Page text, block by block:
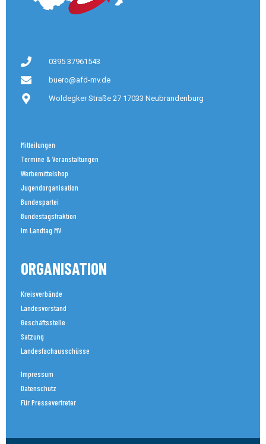
0395 37961543
buero@afd-mv.de
Woldegker Straße 27 17033 Neubrandenburg
Mitteilungen
Termine & Veranstaltungen
Werbemittelshop
Jugendorganisation
Bundespartei
Bundestagsfraktion
Im Landtag MV
ORGANISATION
Kreisverbände
Landesvorstand
Geschäftsstelle
Satzung
Landesfachausschüsse
Impressum
Datenschutz
Für Pressevertreter